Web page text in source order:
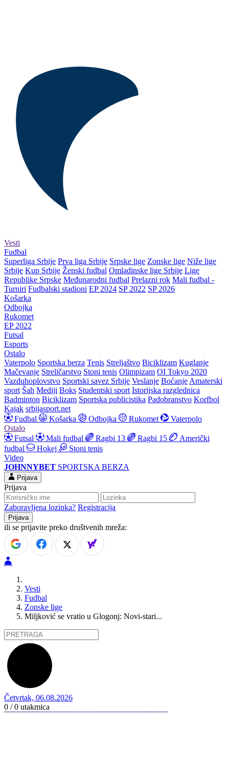
Vesti
Fudbal
Superliga Srbije Prva liga Srbije Srpske lige Zonske lige Niže lige
Srbije Kup Srbije Ženski fudbal Omladinske lige Srbije Lige
Republike Srpske Međunarodni fudbal Prelazni rok Mali fudbal -
Turniri Fudbalski stadioni EP 2024 SP 2022 SP 2026
Košarka
Odbojka
Rukomet
EP 2022
Futsal
Esports
Ostalo
Vaterpolo Sportska berza Tenis Streljaštvo Biciklizam Kuglanje
Mačevanje Streličarstvo Stoni tenis Olimpizam OI Tokyo 2020
Vazduhoplovstvo Sportski savez Srbije Veslanje Boćanje Amaterski
sport Šah Mediji Boks Studentski sport Istorijska razglednica
Badminton Biciklizam Sportska publicistika Padobranstvo Korfbol
Kajak srbijasport.net
Fudbal
Košarka Odbojka Rukomet
Vaterpolo
Ostalo
Futsal
Mali fudbal Ragbi 13 Ragbi 15
Američki
fudbal
Hokej
Stoni tenis
Video
JOHNNYBET SPORTSKA BERZA
Prijava
Prijava
Zaboravljena lozinka? Registracija
ili se prijavite preko društvenih mreža:
Vesti
Fudbal
Zonske lige
Miljković se vratio u Glogonj: Novi-stari...
Četvrtak, 06.08.2026
0 / 0 utakmica